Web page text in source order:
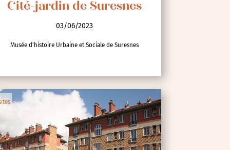
Cité-jardin de Suresnes
03/06/2023
Musée d'histoire Urbaine et Sociale de Suresnes